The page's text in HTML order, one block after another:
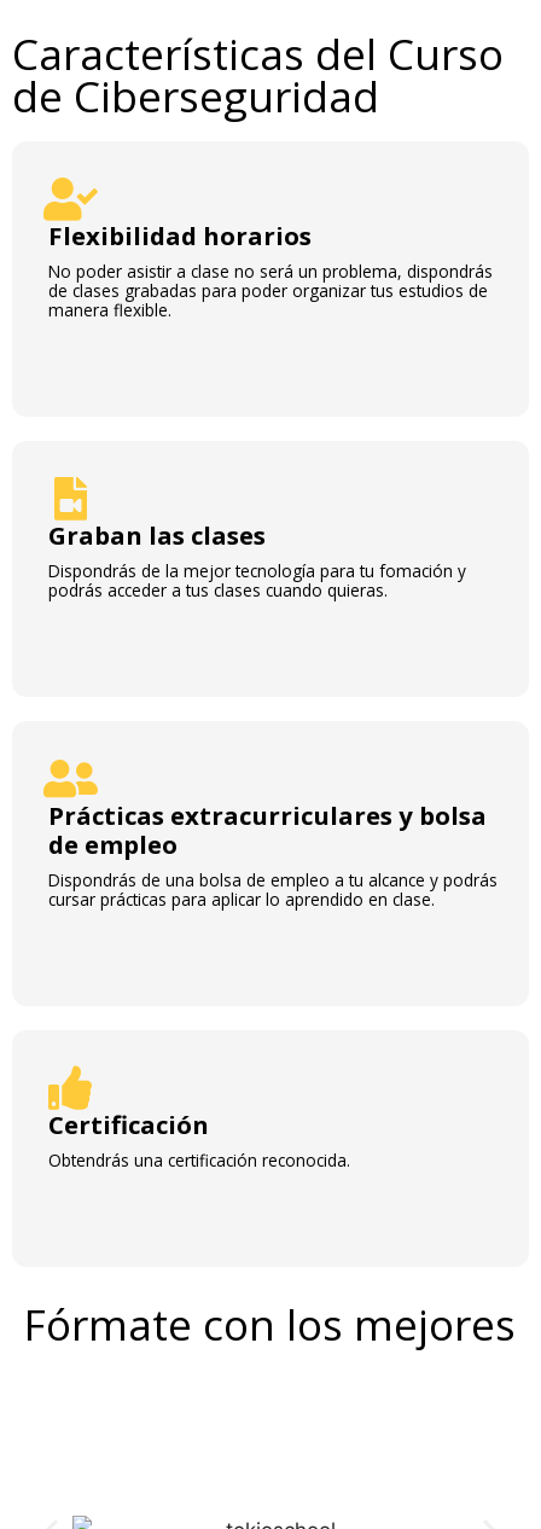
Características del Curso
de Ciberseguridad
Flexibilidad horarios
No poder asistir a clase no será un problema, dispondrás
de clases grabadas para poder organizar tus estudios de
manera flexible.
Graban las clases
Dispondrás de la mejor tecnología para tu fomación y
podrás acceder a tus clases cuando quieras.
Prácticas extracurriculares y bolsa
de empleo
Dispondrás de una bolsa de empleo a tu alcance y podrás
cursar prácticas para aplicar lo aprendido en clase.
Certificación
Obtendrás una certificación reconocida.
Fórmate con los mejores